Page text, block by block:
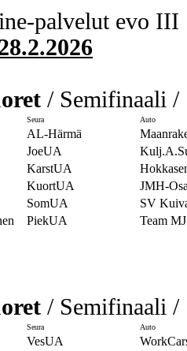
palvelut evo III
/ Semifinaali
Seura
Auto
AL-Härmä
JoeUA
KarstUA
KuortUA JMH-
SomUA SV
PiekUA Team
/ Semifinaali
Seura
Auto
VesUA